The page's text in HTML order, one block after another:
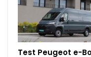
Test Peugeot e-